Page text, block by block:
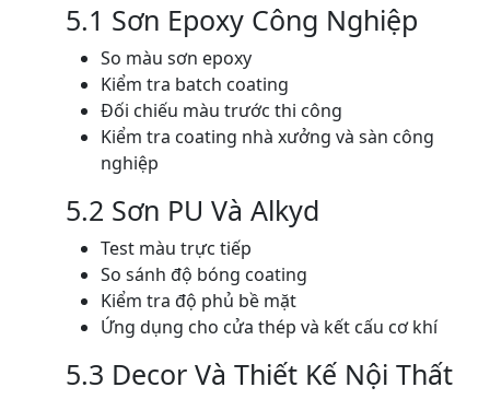
5.1 Sơn Epoxy Công Nghiệp
So màu sơn epoxy
Kiểm tra batch coating
Đối chiếu màu trước thi công
Kiểm tra coating nhà xưởng và sàn công
nghiệp
5.2 Sơn PU Và Alkyd
Test màu trực tiếp
So sánh độ bóng coating
Kiểm tra độ phủ bề mặt
Ứng dụng cho cửa thép và kết cấu cơ khí
5.3 Decor Và Thiết Kế Nội Thất